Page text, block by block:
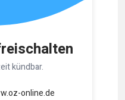
kündbar.
online.de